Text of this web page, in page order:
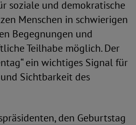
soziale und demokratische
Menschen in schwierigen
Begegnungen und
Teilhabe möglich. Der
ein wichtiges Signal für
Sichtbarkeit des
den Geburtstag